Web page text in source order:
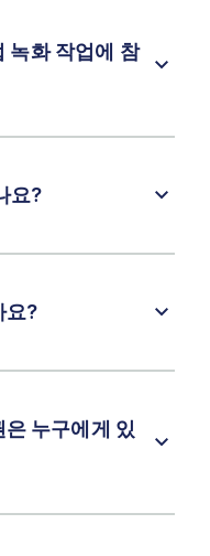
녹화 작업에 참
요?
요?
누구에게 있